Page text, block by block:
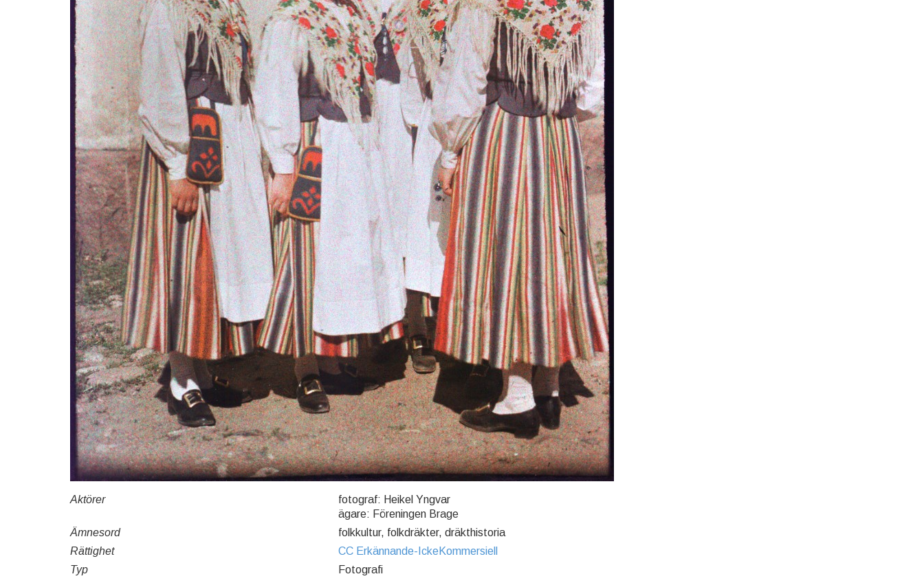
Aktörer
fotograf: Heikel Yngvar
ägare: Föreningen Brage
Ämnesord
folkkultur, folkdräkter, dräkthistoria
Rättighet
CC Erkännande-IckeKommersiell
Typ
Fotografi